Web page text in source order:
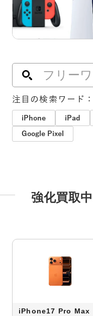
注目の検索ワード：
iPhone iPad
Google Pixel
強化買取
iPhone17 Pro Max